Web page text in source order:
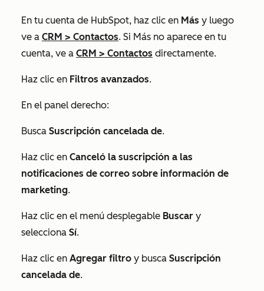
En tu cuenta de HubSpot, haz clic en Más y luego
ve a CRM > Contactos. Si Más no aparece en tu
cuenta, ve a CRM > Contactos directamente.
Haz clic en Filtros avanzados.
En el panel derecho:
Busca Suscripción cancelada de.
Haz clic en Canceló la suscripción a las
notificaciones de correo sobre información de
marketing.
Haz clic en el menú desplegable Buscar y
selecciona Sí.
Haz clic en Agregar filtro y busca Suscripción
cancelada de.